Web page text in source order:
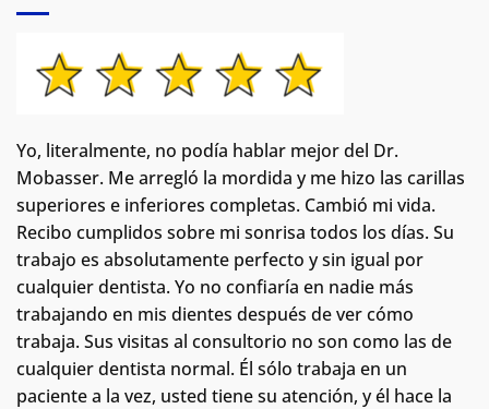
Yo, literalmente, no podía hablar mejor del Dr.
Mobasser. Me arregló la mordida y me hizo las carillas
superiores e inferiores completas. Cambió mi vida.
Recibo cumplidos sobre mi sonrisa todos los días. Su
trabajo es absolutamente perfecto y sin igual por
cualquier dentista. Yo no confiaría en nadie más
trabajando en mis dientes después de ver cómo
trabaja. Sus visitas al consultorio no son como las de
cualquier dentista normal. Él sólo trabaja en un
paciente a la vez, usted tiene su atención, y él hace la